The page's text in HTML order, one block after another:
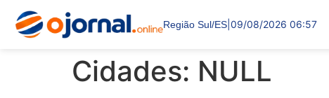
Região Sul/ES 09/08/2026 06:57
Cidades: NULL